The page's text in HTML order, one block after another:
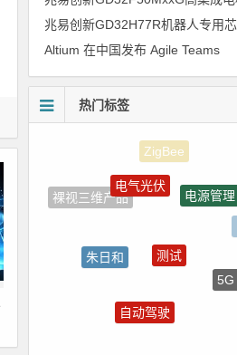
Altium 在中国发布 Agile Teams
热门标签
裸视三维产品